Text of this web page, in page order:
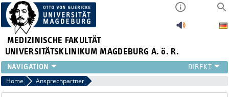
MEDIZINISCHE FAKULTÄT
UNIVERSITÄTSKLINIKUM MAGDEBURG A. ö. R.
INSTITUTE
KLINIKEN
Home Ansprechpartner